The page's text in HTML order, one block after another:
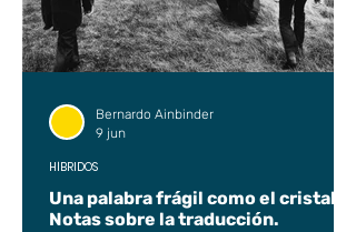
Una palabra frágil como el cristal.
Notas sobre la traducción.
HÍBRIDOS
Bernardo Ainbinder
9 jun